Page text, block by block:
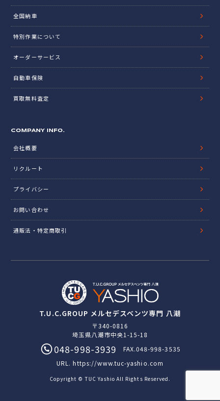
全国納車
特別作業について
オーダーサービス
自動車保険
買取無料査定
COMPANY INFO.
会社概要
リクルート
プライバシー
お問い合わせ
通販法・特定商取引
T.U.C.GROUP メルセデスベンツ専門 八潮
〒340-0816
埼玉県八潮市中央1-15-18
048-998-3939
FAX.048-998-3535
URL.https://www.tuc-yashio.com
Copyright © TUC Yashio All Rights Reserved.